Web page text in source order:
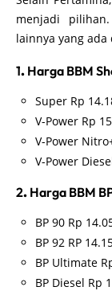
menjadi
lainnya yang ada
1. Harga BBM
Super Rp
V-Power Rp
V-Power
V-Power
2. Harga BBM
BP 90 Rp
BP 92 RP
BP Ultimate
BP Diesel Rp